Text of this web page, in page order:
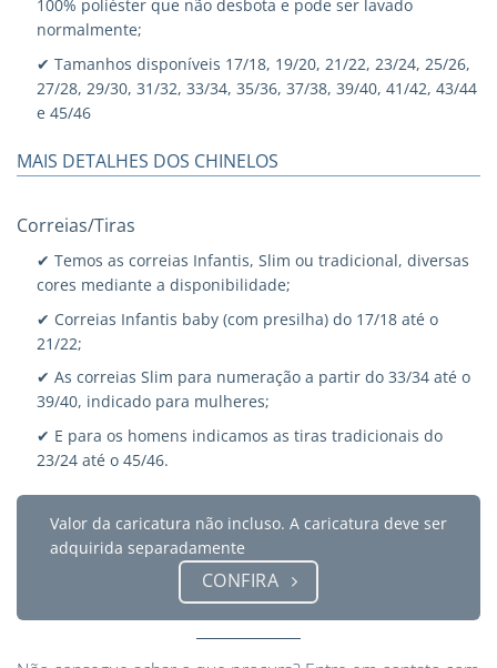
100% poliéster que não desbota e pode ser lavado
normalmente;
✔ Tamanhos disponíveis 17/18, 19/20, 21/22, 23/24, 25/26,
27/28, 29/30, 31/32, 33/34, 35/36, 37/38, 39/40, 41/42, 43/44
e 45/46
MAIS DETALHES DOS CHINELOS
Correias/Tiras
✔ Temos as correias Infantis, Slim ou tradicional, diversas
cores mediante a disponibilidade;
✔ Correias Infantis baby (com presilha) do 17/18 até o
21/22;
✔ As correias Slim para numeração a partir do 33/34 até o
39/40, indicado para mulheres;
✔ E para os homens indicamos as tiras tradicionais do
23/24 até o 45/46.
Valor da caricatura não incluso. A caricatura deve ser
adquirida separadamente
CONFIRA